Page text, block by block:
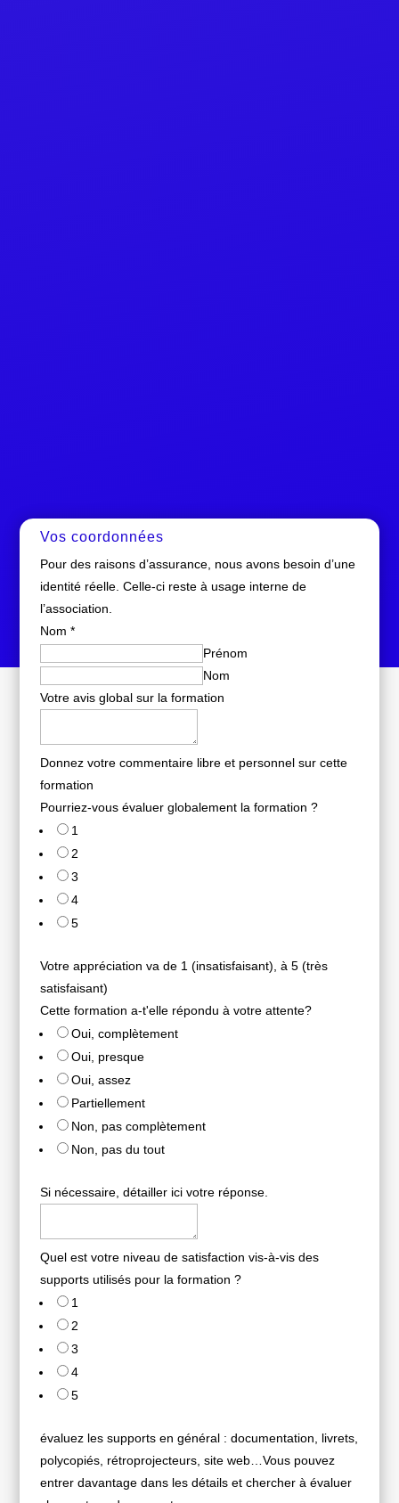
Vos coordonnées
Pour des raisons d’assurance, nous avons besoin d’une
identité réelle. Celle-ci reste à usage interne de
l’association.
Nom *
Prénom
Nom
Votre avis global sur la formation
Donnez votre commentaire libre et personnel sur cette
formation
Pourriez-vous évaluer globalement la formation ?
1
2
3
4
5
Votre appréciation va de 1 (insatisfaisant), à 5 (très
satisfaisant)
Cette formation a-t'elle répondu à votre attente?
Oui, complètement
Oui, presque
Oui, assez
Partiellement
Non, pas complètement
Non, pas du tout
Si nécessaire, détailler ici votre réponse.
Quel est votre niveau de satisfaction vis-à-vis des
supports utilisés pour la formation ?
1
2
3
4
5
évaluez les supports en général : documentation, livrets,
polycopiés, rétroprojecteurs, site web…Vous pouvez
entrer davantage dans les détails et chercher à évaluer